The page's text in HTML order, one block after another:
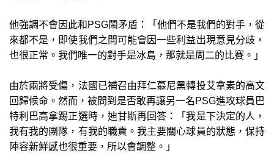
他強調不會因此和PSG鬧矛盾：「他們不是我們的對手，從
來都不是，即使我們之間可能會因一些利益出現意見分歧，
也很正常。我們唯一的對手是冰島，那就是周二的比賽。」
由於兩將受傷，法國已補召由拜仁慕尼黑轉投艾拿素的高文
回歸候命。然而，被問到是否敢再讓另一名PSG進攻球員巴
特利巴高拿踢正選時，迪甘斯再回答：「我是下決定的人，
我有我的團隊，有我的職責。我主要關心球員的狀態，保持
陣容新鮮感也很重要，所以會調整。」